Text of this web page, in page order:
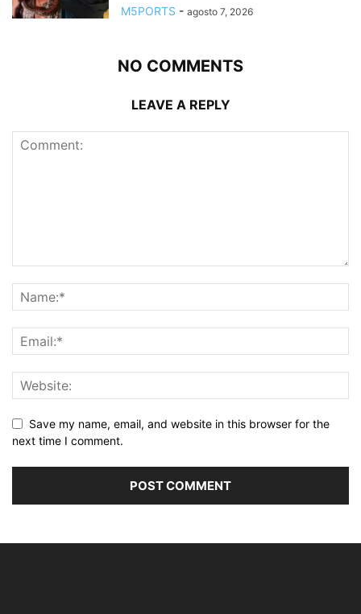
M5PORTS - agosto 7, 2026
NO COMMENTS
LEAVE A REPLY
Save my name, email, and website in this browser for the
next time I comment.